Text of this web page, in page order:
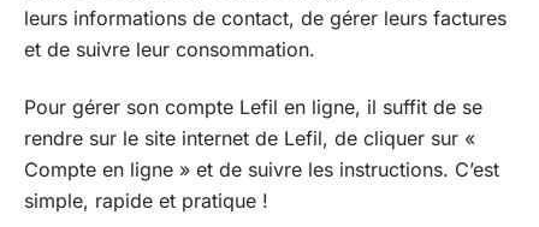
leurs informations de contact, de gérer leurs factures
et de suivre leur consommation.
Pour gérer son compte Lefil en ligne, il suffit de se
rendre sur le site internet de Lefil, de cliquer sur «
Compte en ligne » et de suivre les instructions. C’est
simple, rapide et pratique !